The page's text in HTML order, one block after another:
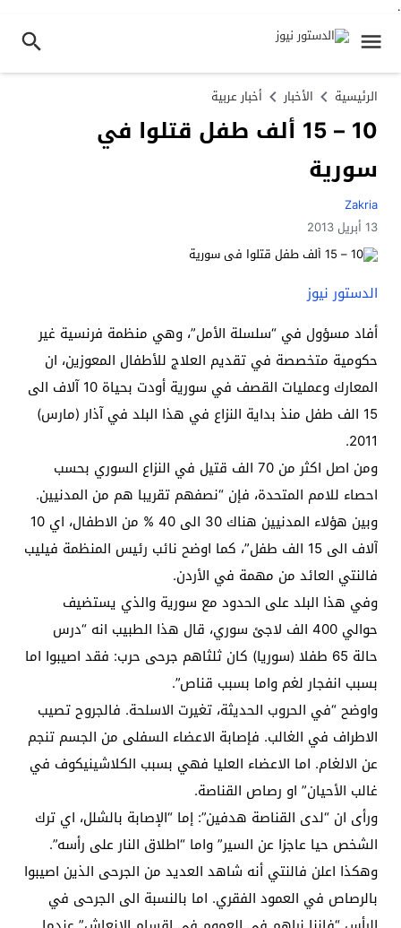
.
الرئيسية الأخبار أخبار عربية
10 – 15 ألف طفل قتلوا في
سورية
Zakria
13 أبريل 2013
الدستور نيوز
أفاد مسؤول في “سلسلة الأمل”، وهي منظمة فرنسية غير
حكومية متخصصة في تقديم العلاج للأطفال المعوزين، ان
المعارك وعمليات القصف في سورية أودت بحياة 10 آلاف الى
15 الف طفل منذ بداية النزاع في هذا البلد في آذار (مارس)
2011.
ومن اصل اكثر من 70 الف قتيل في النزاع السوري بحسب
احصاء للامم المتحدة، فإن “نصفهم تقريبا هم من المدنيين.
وبين هؤلاء المدنيين هناك 30 الى 40 % من الاطفال، اي 10
آلاف الى 15 الف طفل”، كما اوضح نائب رئيس المنظمة فيليب
فالنتي العائد من مهمة في الأردن.
وفي هذا البلد على الحدود مع سورية والذي يستضيف
حوالي 400 الف لاجئ سوري، قال هذا الطبيب انه “درس
حالة 65 طفلا (سوريا) كان ثلثاهم جرحى حرب: فقد اصيبوا اما
بسبب انفجار لغم واما بسبب قناص”.
واوضح “في الحروب الحديثة، تغيرت الاسلحة. فالجروح تصيب
الاطراف في الغالب. فإصابة الاعضاء السفلى من الجسم تنجم
عن الالغام. اما الاعضاء العليا فهي بسبب الكلاشينيكوف في
غالب الأحيان” او رصاص القناصة.
ورأى ان “لدى القناصة هدفين”: إما “الإصابة بالشلل، اي ترك
الشخص حيا عاجزا عن السير” واما “اطلاق النار على رأسه”.
وهكذا اعلن فالنتي أنه شاهد العديد من الجرحى الذين اصيبوا
بالرصاص في العمود الفقري. اما بالنسبة الى الجرحى في